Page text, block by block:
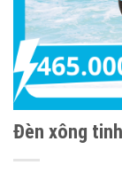
Đèn xông